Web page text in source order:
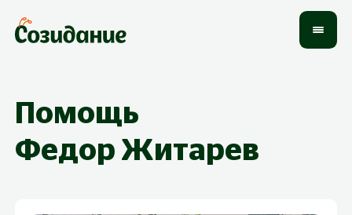
Помощь
Федор Житарев